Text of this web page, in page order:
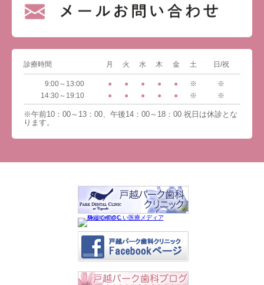
診療時間 月 火 水 木 金 土 日/祝
9:00～13:00 ● ● ● ● ● ※
※
14:30～19:10
● ● ● ● ● ※ ※
※午前10：00～13：00、午後14：00～18：00 祝日は休診とな
ります。